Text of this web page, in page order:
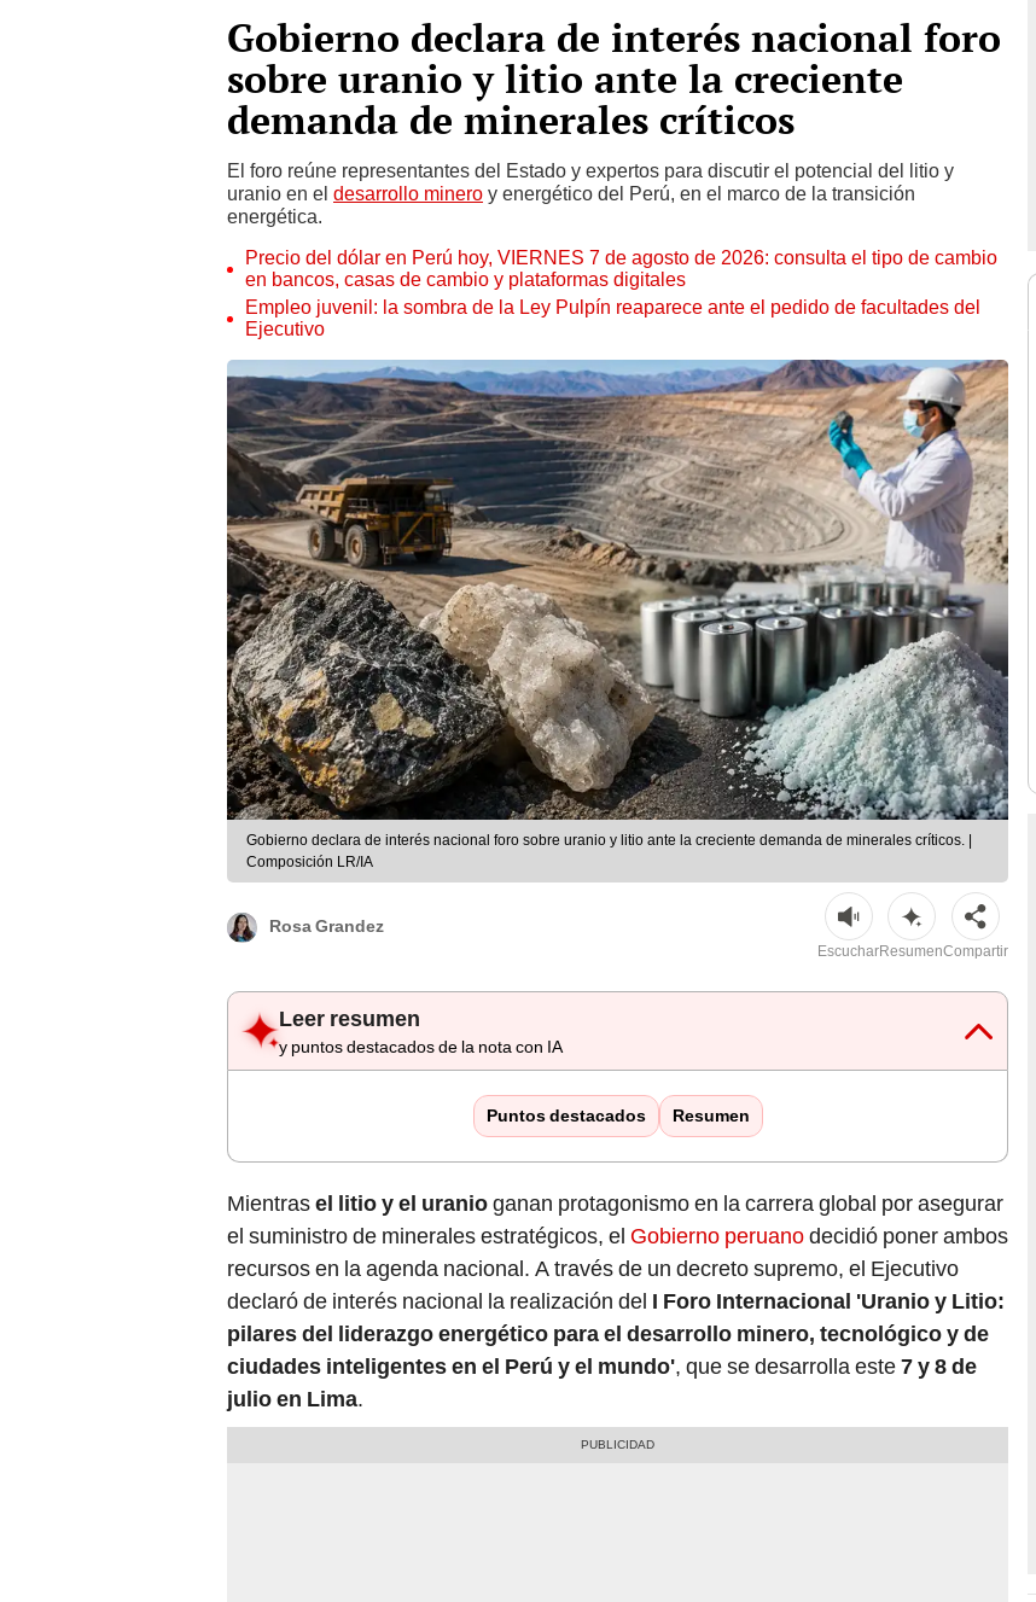
Gobierno declara de interés nacional foro
sobre uranio y litio ante la creciente
demanda de minerales críticos
El foro reúne representantes del Estado y expertos para discutir el potencial del litio y
uranio en el desarrollo minero y energético del Perú, en el marco de la transición
energética.
Precio del dólar en Perú hoy, VIERNES 7 de agosto de 2026: consulta el tipo de cambio
en bancos, casas de cambio y plataformas digitales
Empleo juvenil: la sombra de la Ley Pulpín reaparece ante el pedido de facultades del
Ejecutivo
Gobierno declara de interés nacional foro sobre uranio y litio ante la creciente demanda de minerales críticos. |
Composición LR/IA
Rosa Grandez
EscucharResumenCompartir
Leer resumen
y puntos destacados de la nota con IA
Puntos destacados Resumen
Mientrasel litio y el uranioganan protagonismo en la carrera global por asegurar
el suministro de minerales estratégicos, el Gobierno peruanodecidió poner ambos
recursos en la agenda nacional. A través de un decreto supremo, el Ejecutivo
declaró de interés nacional la realización del I Foro Internacional 'Uranio y Litio:
pilares del liderazgo energético para el desarrollo minero, tecnológico y de
ciudades inteligentes en el Perú y el mundo', que se desarrolla este7 y 8 de
julio en Lima.